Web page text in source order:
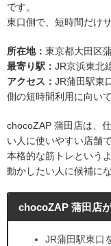
です。
東口側で、短時間だけ
所在地： 東京都大田区
最寄り駅： JR京浜東北
アクセス： JR蒲田駅東
側の短時間利用に向いて
chocoZAP 蒲田店は、
い人に使いやすい店舗で
本格的な筋トレという
動かしたい人に候補にな
chocoZAP 蒲田店
JR蒲田駅東口